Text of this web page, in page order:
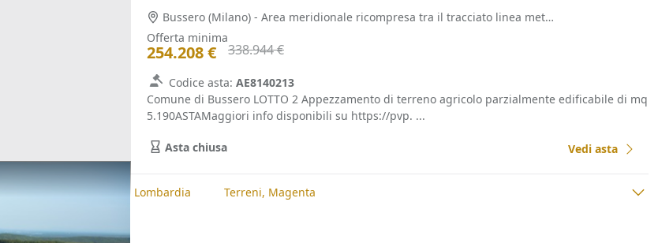
Bussero (Milano)
- Area meridionale ricompresa tra il tracciato linea metropolitana MM2
Offerta minima
254.208 € 338.944 €
Codice asta: AE8140213
Comune di Bussero LOTTO 2 Appezzamento di terreno agricolo parzialmente edificabile di mq
5.190ASTAMaggiori info disponibili su https://pvp. ...
Asta chiusa Vedi asta
Milano Terreni, Lombardia Terreni, Magenta